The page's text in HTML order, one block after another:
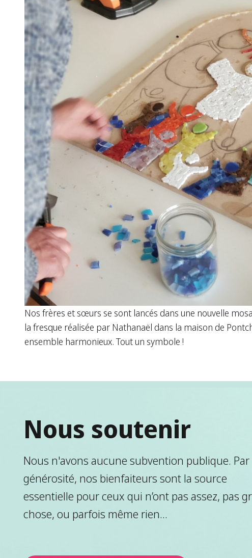
Nos frères et sœurs se sont lancés dans une nouvelle
la fresque réalisée par Nathanaël dans la maison de
ensemble harmonieux. Tout un symbole !
Nous soutenir
Nous n'avons aucune subvention publique.
générosité, nos bienfaiteurs sont la source
essentielle pour ceux qui n’ont pas assez, pas
chose, ou parfois même rien...